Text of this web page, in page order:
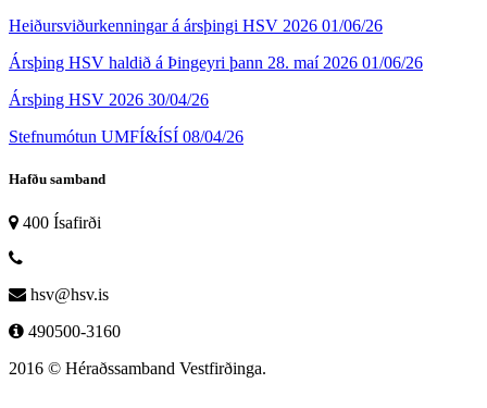
Heiðursviðurkenningar á ársþingi HSV 2026 01/06/26
Ársþing HSV haldið á Þingeyri þann 28. maí 2026 01/06/26
Ársþing HSV 2026 30/04/26
Stefnumótun UMFÍ&ÍSÍ 08/04/26
Hafðu samband
400 Ísafirði
hsv@hsv.is
490500-3160
2016 © Héraðssamband Vestfirðinga.